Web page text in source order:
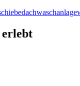
waschanlage